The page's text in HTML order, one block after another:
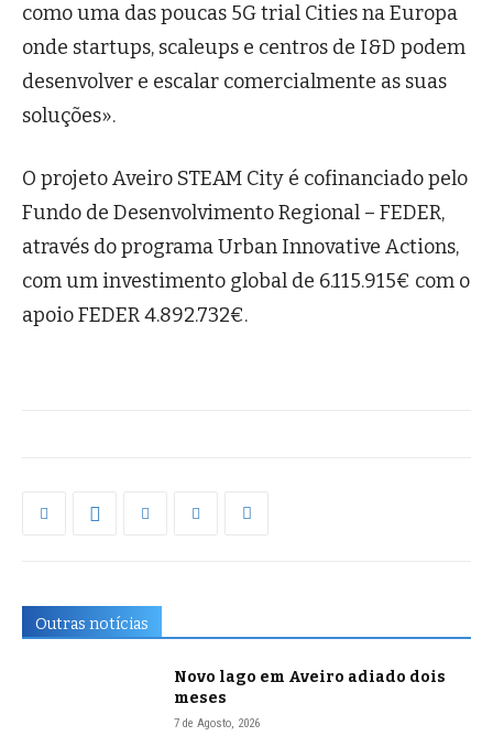
como uma das poucas 5G trial Cities na Europa
onde startups, scaleups e centros de I&D podem
desenvolver e escalar comercialmente as suas
soluções».
O projeto Aveiro STEAM City é cofinanciado pelo
Fundo de Desenvolvimento Regional – FEDER,
através do programa Urban Innovative Actions,
com um investimento global de 6.115.915€ com o
apoio FEDER 4.892.732€.
Outras notícias
Novo lago em Aveiro adiado dois
meses
7 de Agosto, 2026